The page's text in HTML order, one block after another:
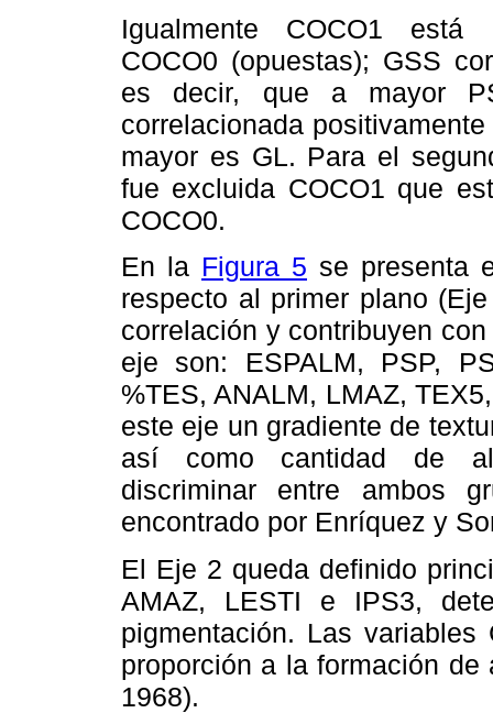
Igualmente COCO1 está
COCO0 (opuestas); GSS
es decir, que a mayor
correlacionada
mayor es GL. Para el
fue excluida COCO1 que
COCO0.
En la Figura 5 se presenta
respecto al primer plano
correlación y contribuyen
eje son: ESPALM, PSP,
%TES, ANALM, LMAZ,
este eje un gradiente de
así como cantidad de
discriminar entre ambos
encontrado por Enríquez y
El Eje 2 queda definido
AMAZ, LESTI e IPS3,
pigmentación. Las
proporción a la formación
1968).